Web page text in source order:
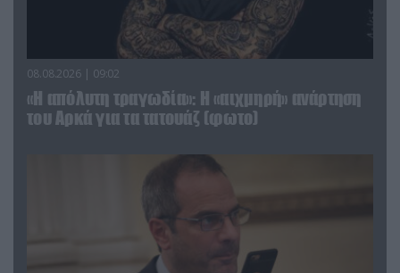
08.08.2026 | 09:02
«Η απόλυτη τραγωδία»: Η «αιχμηρή» ανάρτηση
του Αρκά για τα τατουάζ (φωτο)